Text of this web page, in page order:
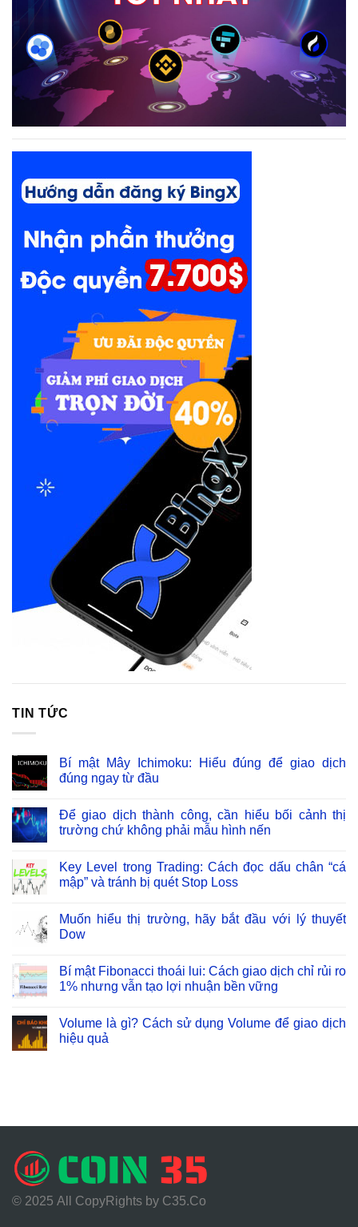
TIN TỨC
Bí mật Mây Ichimoku: Hiểu đúng để giao dịch
đúng ngay từ đầu
Để giao dịch thành công, cần hiểu bối cảnh thị
trường chứ không phải mẫu hình nến
Key Level trong Trading: Cách đọc dấu chân “cá
mập” và tránh bị quét Stop Loss
Muốn hiểu thị trường, hãy bắt đầu với lý thuyết
Dow
Bí mật Fibonacci thoái lui: Cách giao dịch chỉ rủi ro
1% nhưng vẫn tạo lợi nhuận bền vững
Volume là gì? Cách sử dụng Volume để giao dịch
hiệu quả
© 2025 All CopyRights by C35.Co